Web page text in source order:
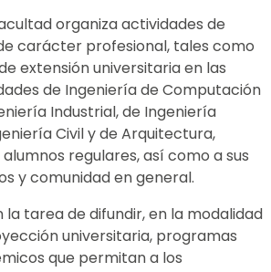
organiza actividades de
carácter profesional, tales como
extensión universitaria en las
de Ingeniería de Computación
Industrial, de Ingeniería
Civil y de Arquitectura,
alumnos regulares, así como a sus
y comunidad en general.
la tarea de difundir, en la modalidad
universitaria, programas
que permitan a los